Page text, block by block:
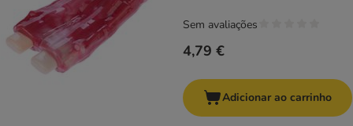
4,79 €
Sem avaliações
Adicionar ao carrinho